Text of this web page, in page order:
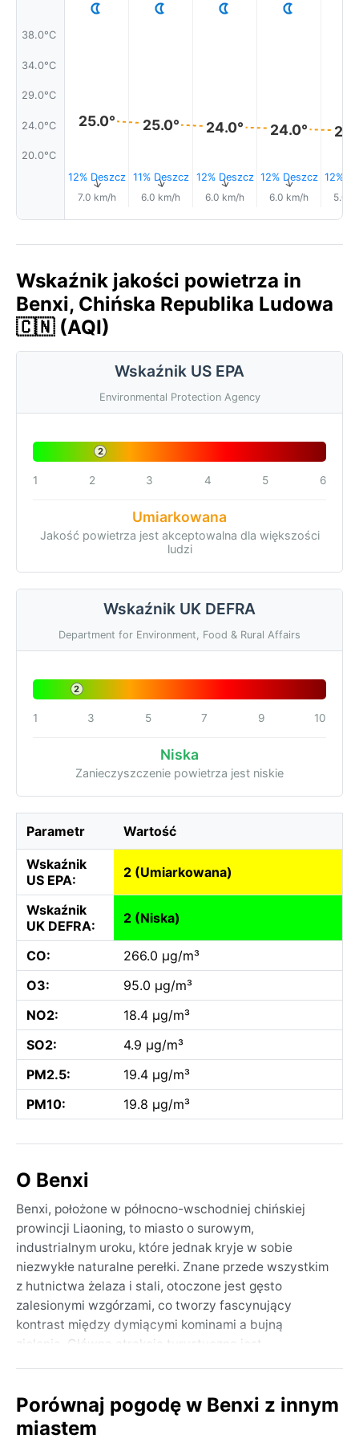
38.0°C
34.0°C
29.0°C
24.0°C
20.0°C
25.0°
12% Deszcz
↑
7.0 km/h
25.0°
11% Deszcz
↑
6.0 km/h
24.0°
12% Deszcz
↑
6.0 km/h
24.0°
12% Deszcz
↑
6.0 km/h
12%
5.0
Wskaźnik jakości powietrza in
Benxi, Chińska Republika Ludowa
🇨🇳 (AQI)
Wskaźnik US EPA
Environmental Protection Agency
2
1 2 3 4 5 6
Umiarkowana
Jakość powietrza jest akceptowalna dla większości
ludzi
Wskaźnik UK DEFRA
Department for Environment, Food & Rural Affairs
2
1 3 5 7 9 10
Niska
Zanieczyszczenie powietrza jest niskie
Parametr Wartość
Wskaźnik
US EPA:
2 (Umiarkowana)
Wskaźnik
UK DEFRA:
2 (Niska)
CO:
266.0 µg/m³
O3:
95.0 µg/m³
NO2:
18.4 µg/m³
SO2:
4.9 µg/m³
PM2.5:
19.4 µg/m³
PM10:
19.8 µg/m³
O Benxi
Benxi, położone w północno-wschodniej chińskiej
prowincji Liaoning, to miasto o surowym,
industrialnym uroku, które jednak kryje w sobie
niezwykłe naturalne perełki. Znane przede wszystkim
z hutnictwa żelaza i stali, otoczone jest gęsto
zalesionymi wzgórzami, co tworzy fascynujący
kontrast między dymiącymi kominami a bujną
zielenią. Główną atrakcją turystyczną jest
miłośników przyrody z całego świata. Miasto leży w
dolinie rzeki Taizi, co nadaje mu specyficznego
Porównaj pogodę w Benxi z innym
miastem